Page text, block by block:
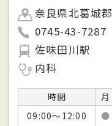
奈良県北葛城
0745-43-7287
佐味田川駅
内科
時間 月
09:00～12:00
●